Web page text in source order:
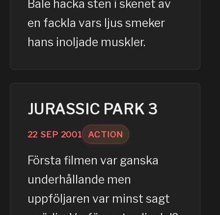
Bale hacka sten i skenet av
en fackla vars ljus smeker
hans inoljade muskler.
JURASSIC PARK 3
22 SEP 2001 ACTION
Första filmen var ganska
underhållande men
uppföljaren var minst sagt